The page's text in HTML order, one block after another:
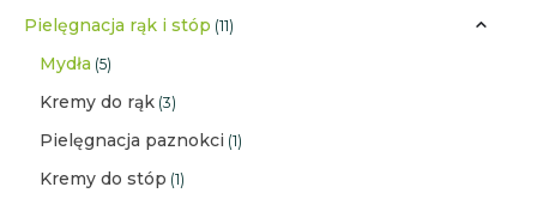
Pielęgnacja rąk i stóp (11)
Mydła (5)
Kremy do rąk (3)
Pielęgnacja paznokci (1)
Kremy do stóp (1)